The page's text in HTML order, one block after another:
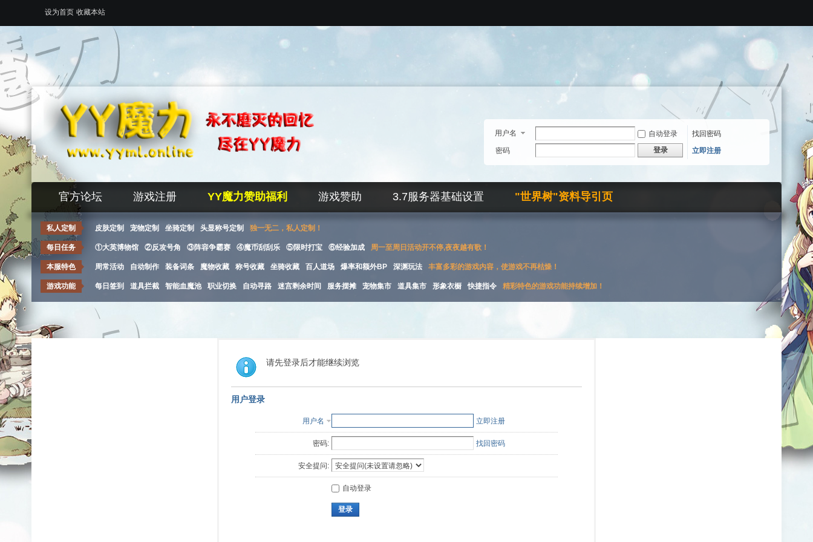
设为首页 收藏本站
用户名 自动登录
找回密码
密码
登录 立即注册
官方论坛 游戏注册 YY魔力赞助福利 游戏赞助 3.7服务器基础设置 "世界树"资料导引页
私人定制 皮肤定制 宠物定制 坐骑定制 头显称号定制 独一无二，私人定制！
每日任务 ①大英博物馆 ②反攻号角 ③阵容争霸赛 ④魔币刮刮乐 ⑤限时打宝 ⑥经验加成 周一至周日活动开不停,夜夜越有歌！
本服特色 周常活动 自动制作 装备词条 魔物收藏 称号收藏 坐骑收藏 百人道场 爆率和额外BP 深渊玩法 丰富多彩的游戏内容，使游戏不再枯燥！
游戏功能 每日签到 道具拦截 智能血魔池 职业切换 自动寻路 迷宫剩余时间 服务摆摊 宠物集市 道具集市 形象衣橱 快捷指令 精彩特色的游戏功能持续增加！
请先登录后才能继续浏览
用户登录
用户名 立即注册
密码: 找回密码
安全提问:
自动登录
登录